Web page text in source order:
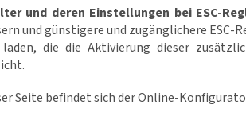
und deren Einstellungen bei ESC-
und günstigere und zugänglichere
laden, die die Aktivierung dieser
Seite befindet sich der Online-